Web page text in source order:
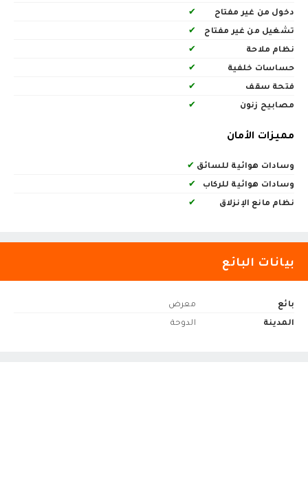
دخول من غير مفتاح
✔
تشغيل من غير مفتاح
✔
نظام ملاحة
✔
حساسات خلفية
✔
فتحة سقف
✔
مصابيح زنون
✔
مميزات الأمان
وسادات هوائية للسائق ✔
وسادات هوائية للركاب
✔
نظام مانع الإنزلاق
✔
بيانات البائع
بائع
معرض
المدينة
الدوحة